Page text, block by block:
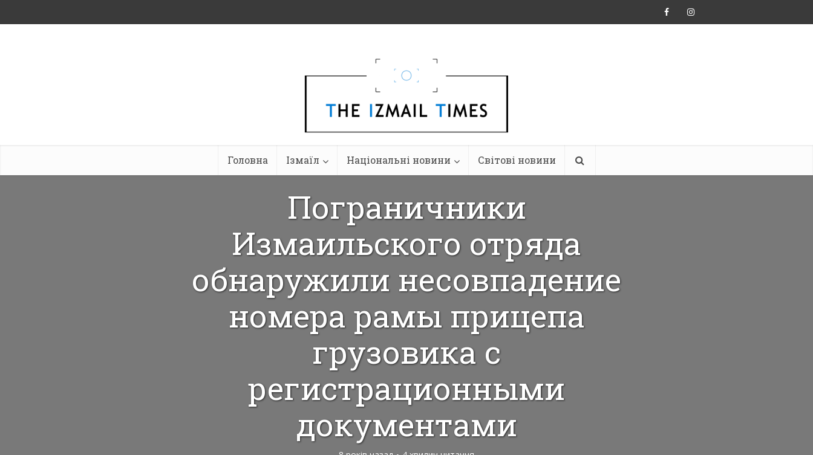
Головна Ізмаїл Національні новини Світові новини
Пограничники
Измаильского отряда
обнаружили несовпадение
номера рамы прицепа
грузовика с
регистрационными
документами